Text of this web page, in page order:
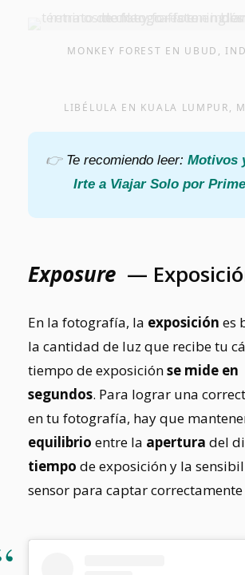
MONKEY FOREST EN UBUD,
LIBÉLULA EN KUALA LUMPUR,
👉 Te recomiendo leer: Motivos
Irte a Viajar Solo por
Exposure —
En la fotografía, la exposición es
la cantidad de luz que recibe tu
tiempo de exposiciónse mide en
segundos. Para lograr una
en tu fotografía, hay que
equilibrio entre la apertura del
tiempo de exposición y la
sensor para captar